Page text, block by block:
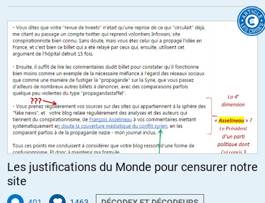
Les justifications du Monde pour censurer notre
site